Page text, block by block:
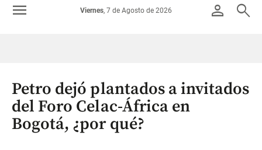
Colombia
person search
Viernes, 7 de Agosto de 2026
menu
Petro dejó plantados a invitados
del Foro Celac-África en
Bogotá, ¿por qué?